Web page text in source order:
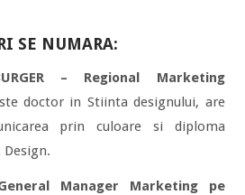
SE NUMARA:
– Regional Marketing
doctor in Stiinta designului, are
prin culoare si diploma
Manager Marketing pe